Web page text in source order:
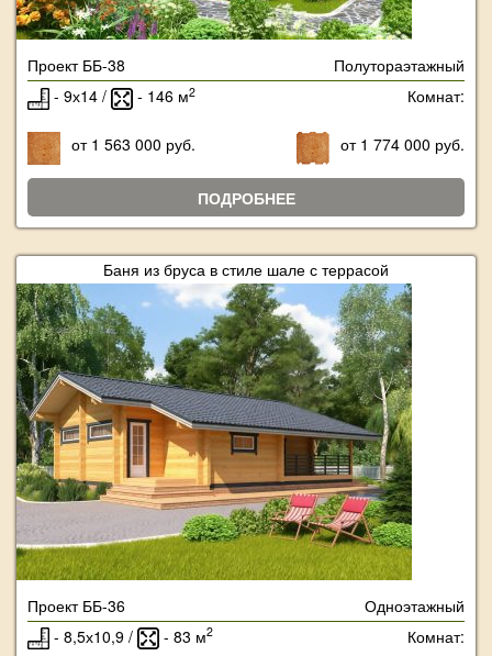
Проект ББ-38
Полутораэтажный
- 9х14 /
- 146 м2 Комнат:
от 1 563 000 руб. от 1 774 000 руб.
ПОДРОБНЕЕ
Баня из бруса в стиле шале с террасой
Проект ББ-36
Одноэтажный
- 8,5х10,9 /
- 83 м2 Комнат: